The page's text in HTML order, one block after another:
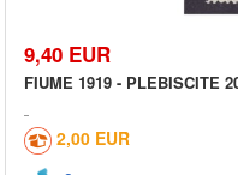
9,40 EUR
FIUME 1919 - PLEBISCITE
2,00 EUR